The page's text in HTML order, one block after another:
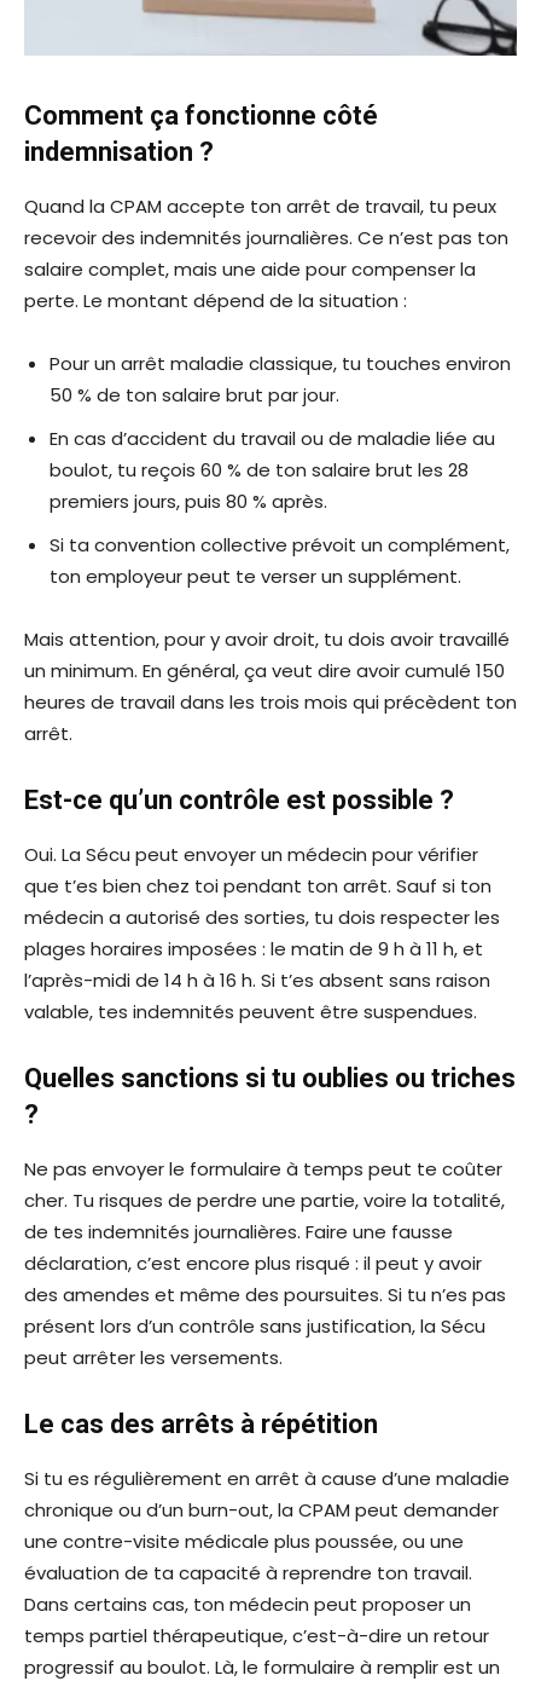
Comment ça fonctionne côté
indemnisation ?
Quand la CPAM accepte ton arrêt de travail, tu peux
recevoir des indemnités journalières. Ce n’est pas ton
salaire complet, mais une aide pour compenser la
perte. Le montant dépend de la situation :
Pour un arrêt maladie classique, tu touches environ
50 % de ton salaire brut par jour.
En cas d’accident du travail ou de maladie liée au
boulot, tu reçois 60 % de ton salaire brut les 28
premiers jours, puis 80 % après.
Si ta convention collective prévoit un complément,
ton employeur peut te verser un supplément.
Mais attention, pour y avoir droit, tu dois avoir travaillé
un minimum. En général, ça veut dire avoir cumulé 150
heures de travail dans les trois mois qui précèdent ton
arrêt.
Est-ce qu’un contrôle est possible ?
Oui. La Sécu peut envoyer un médecin pour vérifier
que t’es bien chez toi pendant ton arrêt. Sauf si ton
médecin a autorisé des sorties, tu dois respecter les
plages horaires imposées : le matin de 9 h à 11 h, et
l’après-midi de 14 h à 16 h. Si t’es absent sans raison
valable, tes indemnités peuvent être suspendues.
Quelles sanctions si tu oublies ou triches
?
Ne pas envoyer le formulaire à temps peut te coûter
cher. Tu risques de perdre une partie, voire la totalité,
de tes indemnités journalières. Faire une fausse
déclaration, c’est encore plus risqué : il peut y avoir
des amendes et même des poursuites. Si tu n’es pas
présent lors d’un contrôle sans justification, la Sécu
peut arrêter les versements.
Le cas des arrêts à répétition
Si tu es régulièrement en arrêt à cause d’une maladie
chronique ou d’un burn-out, la CPAM peut demander
une contre-visite médicale plus poussée, ou une
évaluation de ta capacité à reprendre ton travail.
Dans certains cas, ton médecin peut proposer un
temps partiel thérapeutique, c’est-à-dire un retour
progressif au boulot. Là, le formulaire à remplir est un